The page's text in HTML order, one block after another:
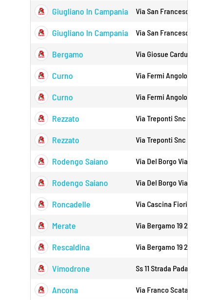
Giugliano In Campania Via San Francesco A
Giugliano In Campania Via San Francesco A
Bergamo Via Giosue Carducci 4
Curno Via Fermi Angolo Via
Curno Via Fermi Angolo Via
Rezzato Via Treponti Snc 25086
Rezzato Via Treponti Snc 25086
Rodengo Saiano Via Del Borgo Via
Rodengo Saiano Via Del Borgo Via
Roncadelle Via Cascina Fiorita Snc
Merate Via Bergamo 19 23807
Rescaldina Via Bergamo 19 20027
Vimodrone Ss 11 Strada Padana
Ancona Via Franco Scataglini 6